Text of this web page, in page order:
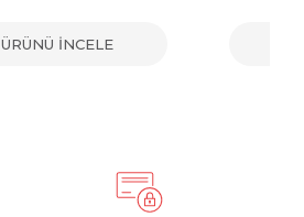
ÜRÜNÜ İNCELE